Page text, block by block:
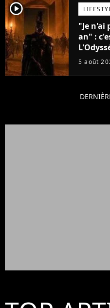
player2
"Je n'ai
an" :
veut lui
5 août